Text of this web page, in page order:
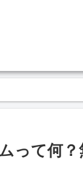
って何